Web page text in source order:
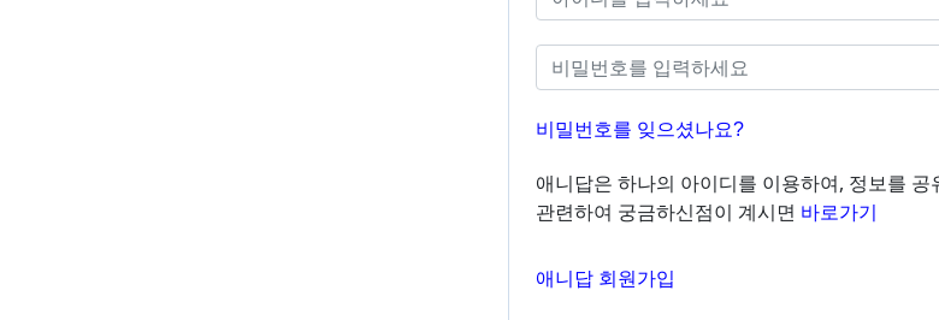
비밀번호를 잊으셨나요?
애니답은 하나의 아이디를 이용하여, 정보를 공
관련하여 궁금하신점이 계시면 바로가기
애니답 회원가입